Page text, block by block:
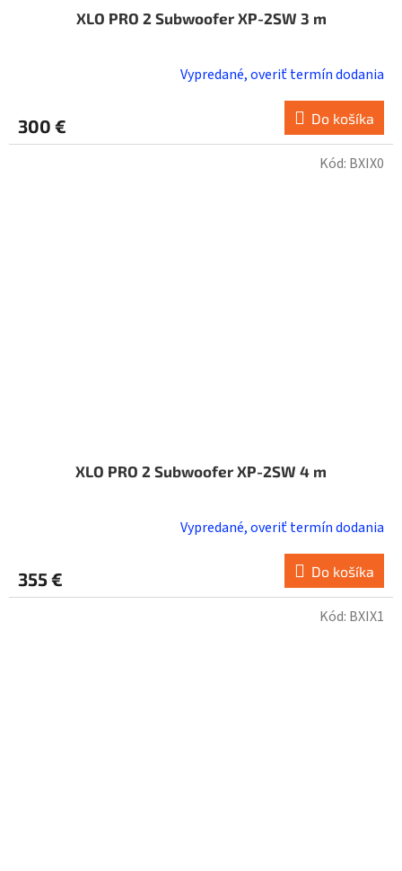
XLO PRO 2 Subwoofer XP-2SW 3 m
Vypredané, overiť termín dodania
300 € Do košíka
XLO PRO 2 Subwoofer XP-2SW 4 m
Vypredané, overiť termín dodania
355 € Do košíka
Kód: BXIX0
Kód: BXIX1